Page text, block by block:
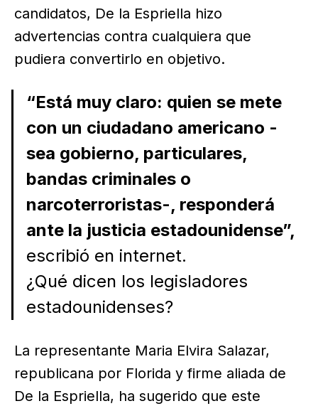
candidatos, De la Espriella hizo
advertencias contra cualquiera que
pudiera convertirlo en objetivo.
“Está muy claro: quien se mete
con un ciudadano americano -
sea gobierno, particulares,
bandas criminales o
narcoterroristas-, responderá
ante la justicia estadounidense”,
escribió en internet.
¿Qué dicen los legisladores
estadounidenses?
La representante Maria Elvira Salazar,
republicana por Florida y firme aliada de
De la Espriella, ha sugerido que este